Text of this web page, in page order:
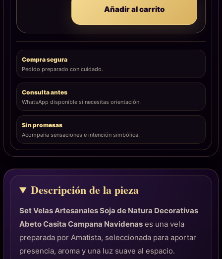
Añadir al carrito
Compra segura
Pedido preparado con cuidado.
Consulta antes
WhatsApp disponible si necesitas orientación.
Sin promesas
Acompaña sensaciones e intención simbólica.
Descripción de la pieza
Set Velas Artesanales Soja de Natura Decorativas
Abeto Casita Campana Navidenas es una vela
preparada por Amatista, seleccionada para aportar
presencia, aroma y una luz suave al espacio.